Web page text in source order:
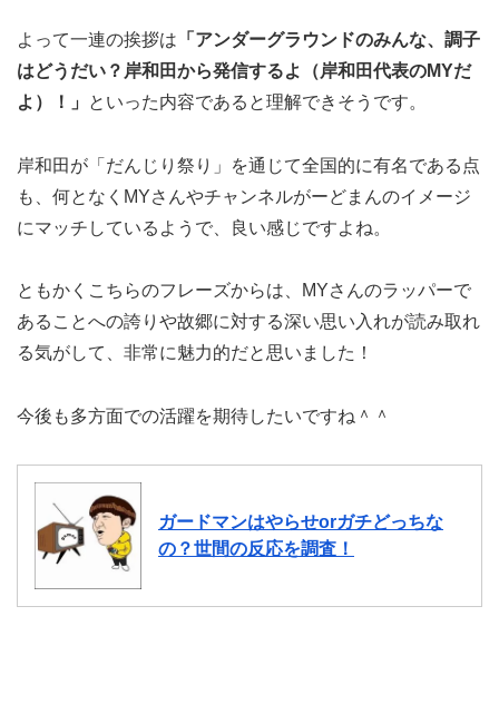
よって一連の挨拶は 「アンダーグラウンドのみんな、調子
はどうだい？岸和田から発信するよ（岸和田代表のMYだ
よ）！」
といった内容であると理解できそうです。
岸和田が「だんじり祭り」を通じて全国的に有名である点
も、何となくMYさんやチャンネルがーどまんのイメージ
にマッチしているようで、良い感じですよね。
ともかくこちらのフレーズからは、MYさんのラッパーで
あることへの誇りや故郷に対する深い思い入れが読み取れ
る気がして、非常に魅力的だと思いました！
今後も多方面での活躍を期待したいですね＾＾
ガードマンはやらせorガチどっちな
の？世間の反応を調査！